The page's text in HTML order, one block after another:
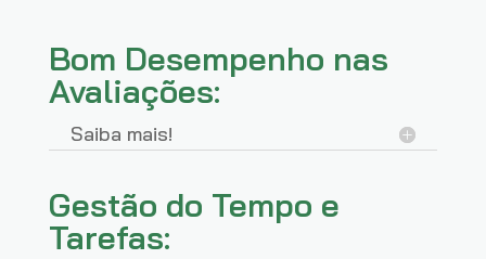
Bom Desempenho nas
Avaliações:
Saiba mais!
Gestão do Tempo e
Tarefas: